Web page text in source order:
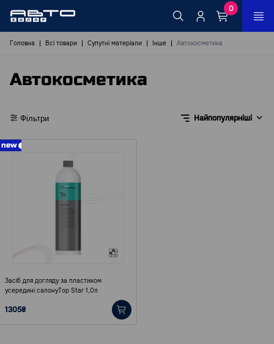
0
Головна Всі товари Супутні матеріали Інше Автокосметика
Автокосметика
Фільтри Найпопулярніші
new
Засіб для догляду за пластиком
усередині салонуТop Star 1,0л
1305₴